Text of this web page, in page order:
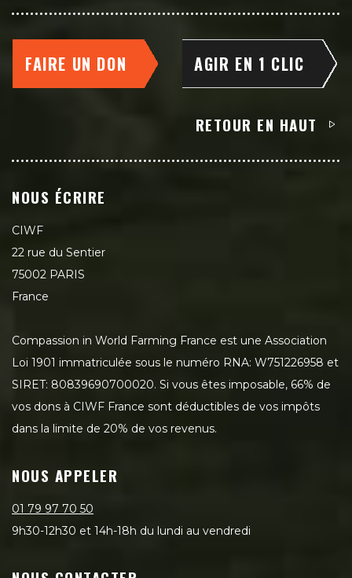
FAIRE UN DON AGIR EN 1 CLIC
RETOUR EN HAUT
NOUS ÉCRIRE
CIWF
22 rue du Sentier
75002 PARIS
France
Compassion in World Farming France est une Association
Loi 1901 immatriculée sous le numéro RNA: W751226958 et
SIRET: 80839690700020. Si vous êtes imposable, 66% de
vos dons à CIWF France sont déductibles de vos impôts
dans la limite de 20% de vos revenus.
NOUS APPELER
01 79 97 70 50
9h30-12h30 et 14h-18h du lundi au vendredi